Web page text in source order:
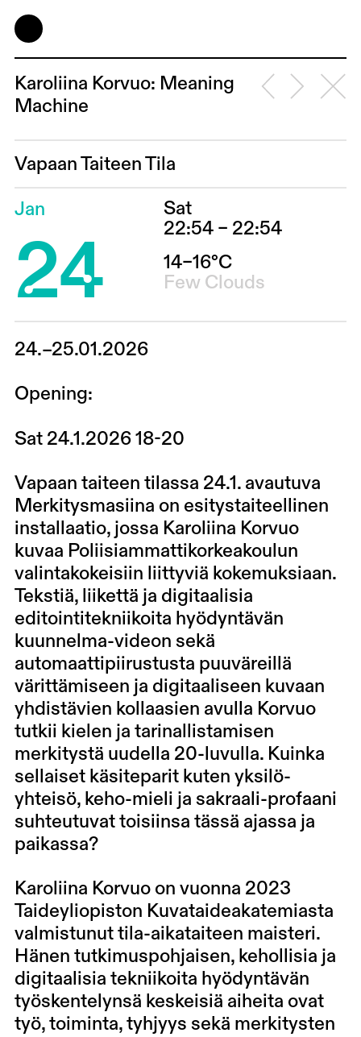
Karoliina Korvuo: Meaning
Machine
Vapaan Taiteen Tila
Jan
24
Sat
22:54 – 22:54
14–16°C
Few Clouds
24.–25.01.2026
Opening:
Sat 24.1.2026 18-20
Vapaan taiteen tilassa 24.1. avautuva
Merkitysmasiina on esitystaiteellinen
installaatio, jossa Karoliina Korvuo
kuvaa Poliisiammattikorkeakoulun
valintakokeisiin liittyviä kokemuksiaan.
Tekstiä, liikettä ja digitaalisia
editointitekniikoita hyödyntävän
kuunnelma-videon sekä
automaattipiirustusta puuväreillä
värittämiseen ja digitaaliseen kuvaan
yhdistävien kollaasien avulla Korvuo
tutkii kielen ja tarinallistamisen
merkitystä uudella 20-luvulla. Kuinka
sellaiset käsiteparit kuten yksilö-
yhteisö, keho-mieli ja sakraali-profaani
suhteutuvat toisiinsa tässä ajassa ja
paikassa?
Karoliina Korvuo on vuonna 2023
Taideyliopiston Kuvataideakatemiasta
valmistunut tila-aikataiteen maisteri.
Hänen tutkimuspohjaisen, kehollisia ja
digitaalisia tekniikoita hyödyntävän
työskentelynsä keskeisiä aiheita ovat
työ, toiminta, tyhjyys sekä merkitysten